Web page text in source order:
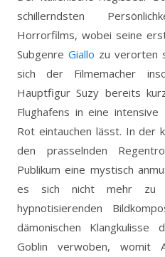
schillerndsten
Horrorfilms, wobei seine
Subgenre Giallo zu verorten
sich der Filmemacher
Hauptfigur Suzy bereits
Flughafens in eine
Rot eintauchen lässt. In der
den prasselnden
Publikum eine mystisch
es sich nicht mehr zu
hypnotisierenden
dämonischen Klangkulisse
Goblin verwoben, womit